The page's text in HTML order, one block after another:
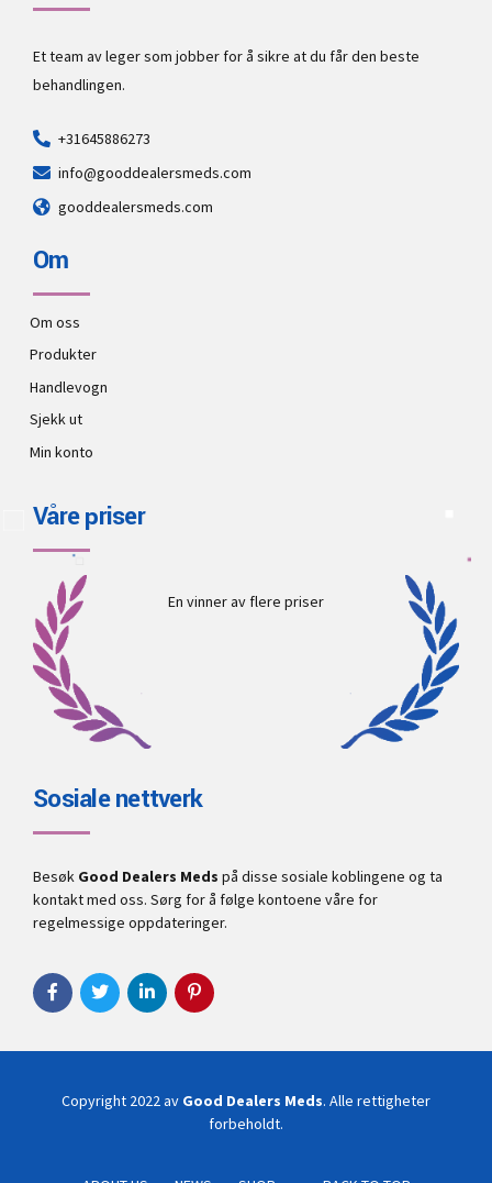
Et team av leger som jobber for å sikre at du får den beste
behandlingen.
+31645886273
info@gooddealersmeds.com
gooddealersmeds.com
Om
Om oss
Produkter
Handlevogn
Sjekk ut
Min konto
Våre priser
En vinner av flere priser
Sosiale nettverk
Besøk Good Dealers Meds på disse sosiale koblingene og ta
kontakt med oss. Sørg for å følge kontoene våre for
regelmessige oppdateringer.
Copyright 2022 av Good Dealers Meds. Alle rettigheter
forbeholdt.